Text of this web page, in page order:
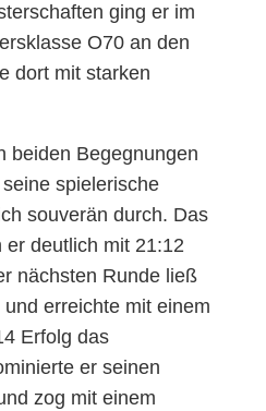
ging er im
O70 an den
dort mit starken
beiden Begegnungen
spielerische
souverän durch. Das
deutlich mit 21:12
nächsten Runde ließ
erreichte mit einem
Erfolg das
er seinen
zog mit einem